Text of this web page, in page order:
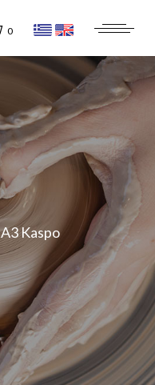
0
A3 Kaspo